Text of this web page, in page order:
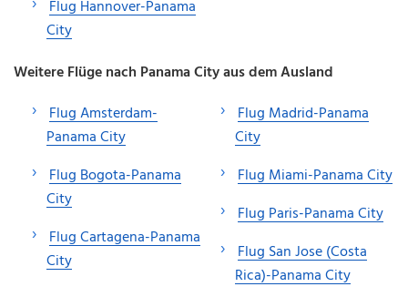
Flug Hannover-Panama
City
Weitere Flüge nach Panama City aus dem Ausland
Flug Amsterdam-
Panama City
Flug Bogota-Panama
City
Flug Cartagena-Panama
City
Flug Madrid-Panama
City
Flug Miami-Panama City
Flug Paris-Panama City
Flug San Jose (Costa
Rica)-Panama City